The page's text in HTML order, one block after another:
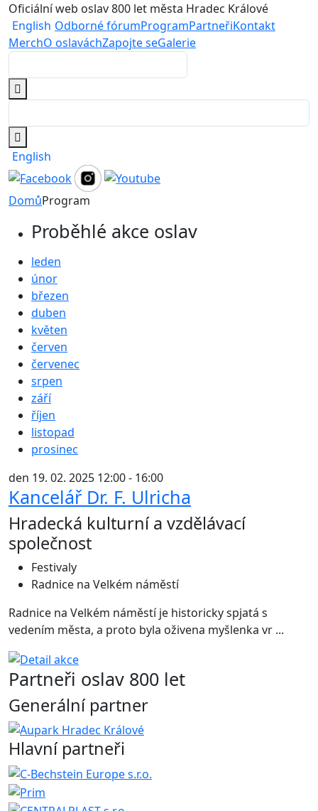
Oficiální web oslav 800 let města Hradec Králové
English Odborné fórumProgramPartneřiKontakt
MerchO oslaváchZapojte seGalerie
English
DomůProgram
Proběhlé akce oslav
leden
únor
březen
duben
květen
červen
červenec
srpen
září
říjen
listopad
prosinec
den 19. 02. 2025 12:00 - 16:00
Kancelář Dr. F. Ulricha
Hradecká kulturní a vzdělávací
společnost
Festivaly
Radnice na Velkém náměstí
Radnice na Velkém náměstí je historicky spjatá s
vedením města, a proto byla oživena myšlenka vr ...
Partneři oslav 800 let
Generální partner
Hlavní partneři